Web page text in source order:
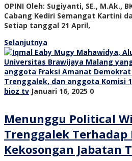
OPINI Oleh: Sugiyanti, SE., M.Ak.,
Cabang Kediri Semangat Kartini
Setiap tanggal 21 April,
Selanjutnya
bioz tv Januari 16, 2025 0
Menunggu Political
Trenggalek Terhadap
Kekosongan Jabatan